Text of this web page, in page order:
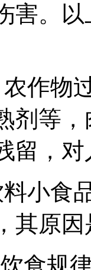
害。
作物
剂等
留，
小食
其原因
食规